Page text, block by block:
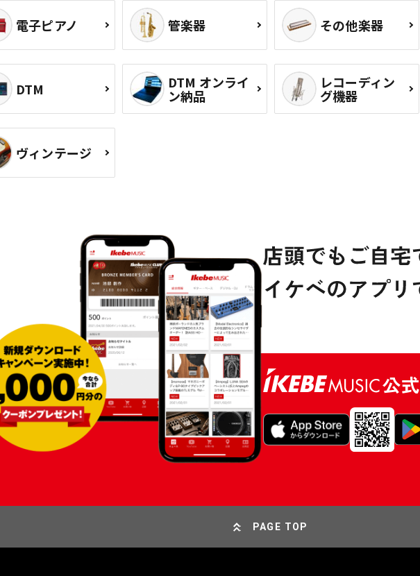
電子ピアノ 管楽器 その他楽器
DTM DTM オンライ
ン納品
レコーディン
グ機器
ヴィンテージ
PAGE TOP